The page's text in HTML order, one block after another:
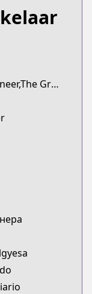
series/the-
the-
fantasy/the-
hant/fantasy/
the-
BOY/
synonyms:The World's Best Engineer,The Greatest Estate Designer,Yeokdaegeup Yeongji Seolgyesa